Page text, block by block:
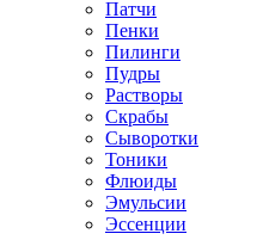
Патчи
Пенки
Пилинги
Пудры
Растворы
Скрабы
Сыворотки
Тоники
Флюиды
Эмульсии
Эссенции